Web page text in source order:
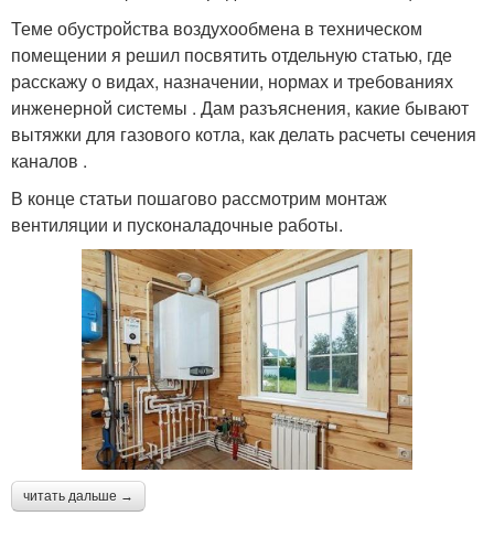
Теме обустройства воздухообмена в техническом
помещении я решил посвятить отдельную статью, где
расскажу о видах, назначении, нормах и требованиях
инженерной системы . Дам разъяснения, какие бывают
вытяжки для газового котла, как делать расчеты сечения
каналов .
В конце статьи пошагово рассмотрим монтаж
вентиляции и пусконаладочные работы.
читать дальше →